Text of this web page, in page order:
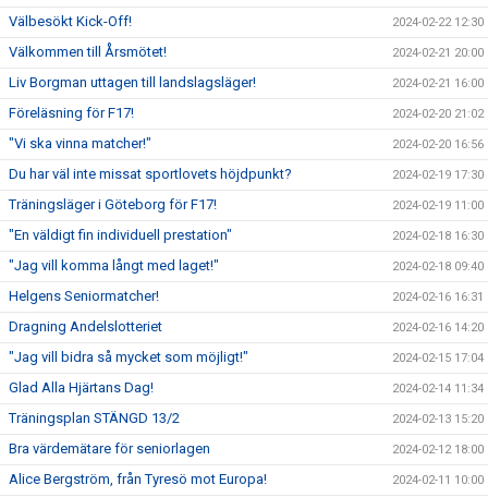
Välbesökt Kick-Off! 2024-02-22 12:30
Välkommen till Årsmötet! 2024-02-21 20:00
Liv Borgman uttagen till landslagsläger! 2024-02-21 16:00
Föreläsning för F17! 2024-02-20 21:02
"Vi ska vinna matcher!" 2024-02-20 16:56
Du har väl inte missat sportlovets höjdpunkt? 2024-02-19 17:30
Träningsläger i Göteborg för F17! 2024-02-19 11:00
"En väldigt fin individuell prestation" 2024-02-18 16:30
"Jag vill komma långt med laget!" 2024-02-18 09:40
Helgens Seniormatcher! 2024-02-16 16:31
Dragning Andelslotteriet 2024-02-16 14:20
"Jag vill bidra så mycket som möjligt!" 2024-02-15 17:04
Glad Alla Hjärtans Dag! 2024-02-14 11:34
Träningsplan STÄNGD 13/2 2024-02-13 15:20
Bra värdemätare för seniorlagen 2024-02-12 18:00
Alice Bergström, från Tyresö mot Europa! 2024-02-11 10:00